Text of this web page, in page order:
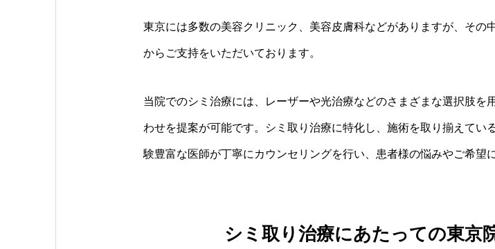
東京には多数の美容クリニック、美容皮膚科などがありますが、そ
からご支持をいただいております。
当院でのシミ治療には、レーザーや光治療などのさまざまな選択肢
わせを提案が可能です。シミ取り治療に特化し、施術を取り揃えて
験豊富な医師が丁寧にカウンセリングを行い、患者様の悩みやご希望
シミ取り治療にあたっての東京